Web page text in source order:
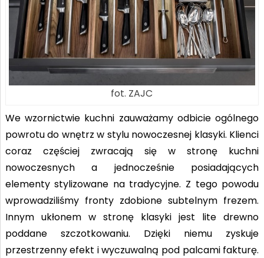
fot. ZAJC
We wzornictwie kuchni zauważamy odbicie ogólnego
powrotu do wnętrz w stylu nowoczesnej klasyki. Klienci
coraz częściej zwracają się w stronę kuchni
nowoczesnych a jednocześnie posiadających
elementy stylizowane na tradycyjne. Z tego powodu
wprowadziliśmy fronty zdobione subtelnym frezem.
Innym ukłonem w stronę klasyki jest lite drewno
poddane szczotkowaniu. Dzięki niemu zyskuje
przestrzenny efekt i wyczuwalną pod palcami fakturę.